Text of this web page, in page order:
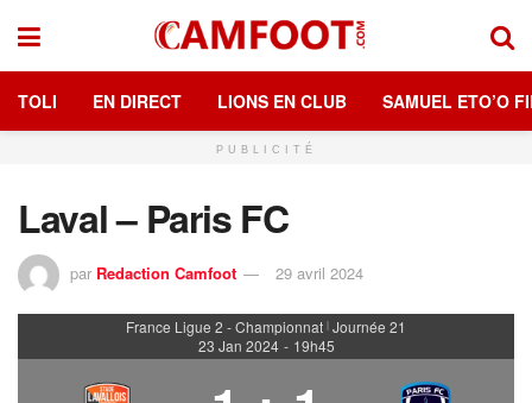
TOLI EN DIRECT LIONS EN CLUB SAMUEL ETO’O
PUBLICITÉ
Laval – Paris FC
par Redaction Camfoot 29 avril 2024
France Ligue 2 - Championnat | Journée 21
23 Jan 2024 - 19h45